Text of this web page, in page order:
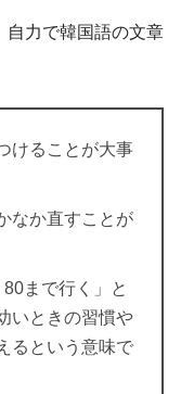
自力で韓国語の文章
けることが大事
なか直すことが
まで行く」と
いときの習慣や
るという意味で